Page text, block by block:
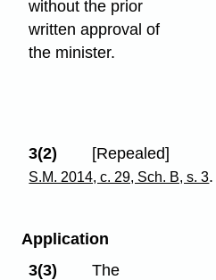
without the prior
written approval of
the minister.
3(2) [Repealed]
S.M. 2014, c. 29, Sch. B, s. 3.
Application
3(3)
The